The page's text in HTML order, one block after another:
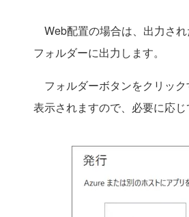
Web配置の場合は、出力さ
フォルダーに出力します。
フォルダーボタンをクリッ
表示されますので、必要に応じ